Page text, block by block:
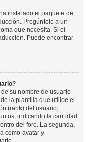
instalado el paquete de
Pregúntele a un
que necesita. Si el
Puede encontrar
su nombre de usuario
la plantilla que utilice el
(rank) del usuario,
indicando la cantidad
del foro. La segunda,
como avatar y